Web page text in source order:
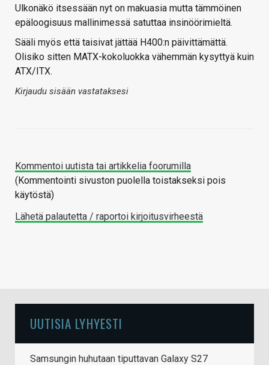
Ulkonäkö itsessään nyt on makuasia mutta tämmöinen
epäloogisuus mallinimessä satuttaa insinöörimieltä.
Sääli myös että taisivat jättää H400:n päivittämättä.
Olisiko sitten MATX-kokoluokka vähemmän kysyttyä kuin
ATX/ITX.
Kirjaudu sisään vastataksesi
Kommentoi uutista tai artikkelia foorumilla
(Kommentointi sivuston puolella toistakseksi pois
käytöstä)
Lähetä palautetta / raportoi kirjoitusvirheestä
UUTISIA LYHYESTI
Samsungin huhutaan tiputtavan Galaxy S27